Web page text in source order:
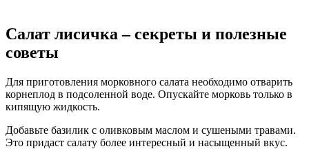
Салат лисичка – секреты и полезные
советы
Для приготовления морковного салата необходимо отварить
корнеплод в подсоленной воде. Опускайте морковь только в
кипящую жидкость.
Добавьте базилик с оливковым маслом и сушеными травами.
Это придаст салату более интересный и насыщенный вкус.